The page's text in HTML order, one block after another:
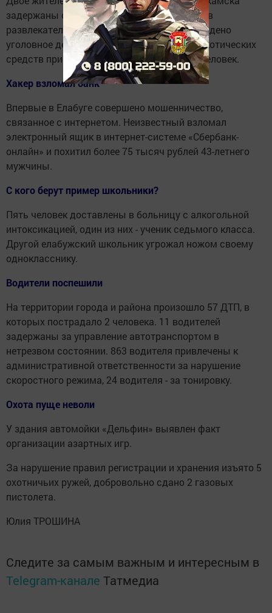
задержаны с наркотическими веществами в
развлекательном центре «Бруклин». Возбуждено
уголовное дело. Всего за употребление наркотических
средств привлечены к ответственности 8 человек.
Хакер взломал банк
Впервые в Елабуге совершено мошенничество,
связанное с интернетом. Неизвестный взломал
электронный ящик в интернет-системе «Сбербанк-
онлайн» и похитил более 75 тысяч рублей 43-летнего
мужчины.
С кого берут пример школьники?
Пять человек доставлены в больницу с алкогольной
интоксикацией, один из них - ученик седьмого класса.
Другой елабужский школьник угрожал ножом своему
однокласснику.
Водители поспешили
На территории города и района произошло 57 ДТП, в
которых пострадало 2 человека. 11 водителей
задержаны за управление автотранспортом в
нетрезвом состоянии. 863 водителя привлечены к
административной ответственности за нарушение
скоростного режима, 24 водителя - за тонировку.
Охота пуще неволи
У здания автомойки «Дельфин» выявлен факт
организации азартных игр.
За нарушение правил регистрации и хранения изъято 5
охотничьих ружей, добровольно сдано 2 газовых
пистолета.
Юлия ТРОШИНА
Следите за самым важным и интересным в
Telegram-канале Татмедиа